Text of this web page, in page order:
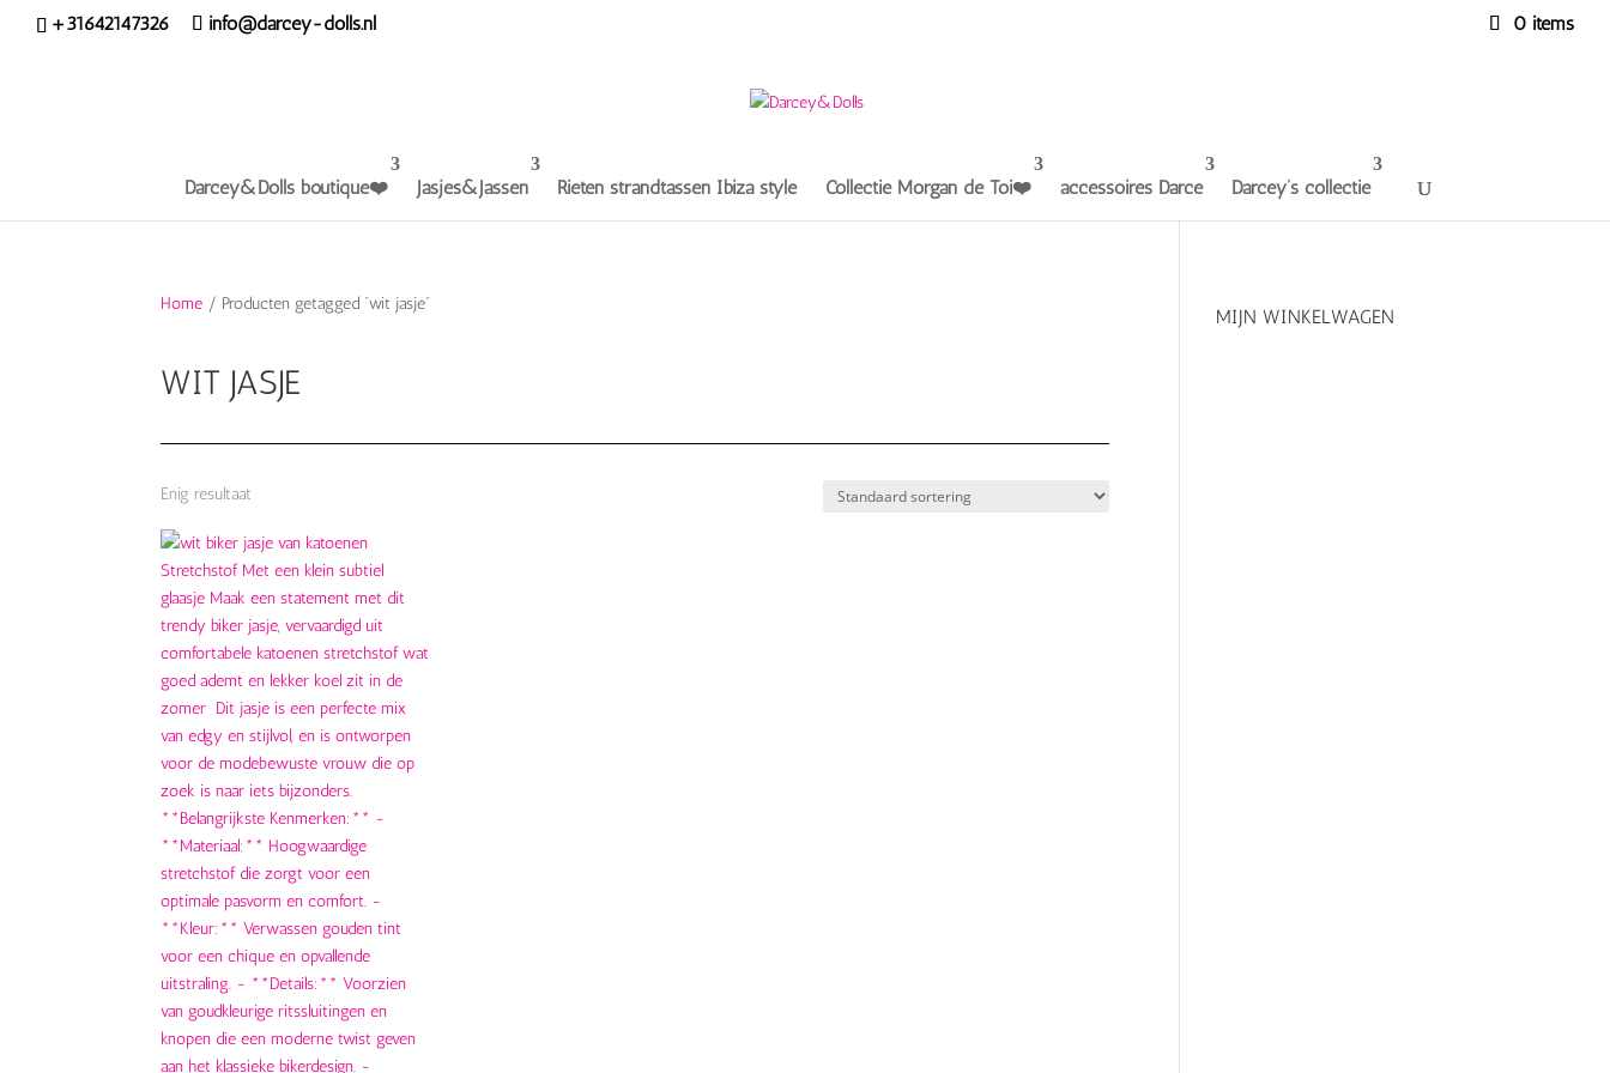
+31642147326 info@darcey-dolls.nl 0 items
Darcey&Dolls boutique❤️ Jasjes&Jassen Rieten strandtassen Ibiza style Collectie Morgan de Toi❤️ accessoires Darce Darcey’s collectie
Home / Producten getagged “wit jasje”
WIT JASJE
Enig resultaat
MIJN WINKELWAGEN